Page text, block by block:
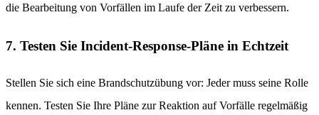
die Bearbeitung von Vorfällen im Laufe der Zeit zu verbessern.
7. Testen Sie Incident-Response-Pläne in Echtzeit
Stellen Sie sich eine Brandschutzübung vor: Jeder muss seine Rolle
kennen. Testen Sie Ihre Pläne zur Reaktion auf Vorfälle regelmäßig